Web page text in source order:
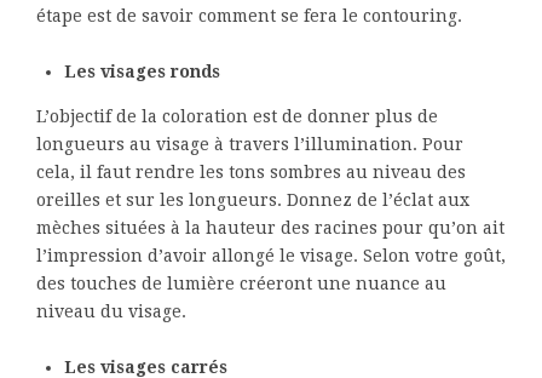
étape est de savoir comment se fera le contouring.
Les visages ronds
L’objectif de la coloration est de donner plus de
longueurs au visage à travers l’illumination. Pour
cela, il faut rendre les tons sombres au niveau des
oreilles et sur les longueurs. Donnez de l’éclat aux
mèches situées à la hauteur des racines pour qu’on ait
l’impression d’avoir allongé le visage. Selon votre goût,
des touches de lumière créeront une nuance au
niveau du visage.
Les visages carrés